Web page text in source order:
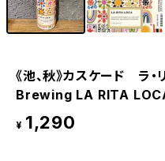
《池、秋》カスケード ラ
Brewing LA RITA LOCA
¥ 1,290